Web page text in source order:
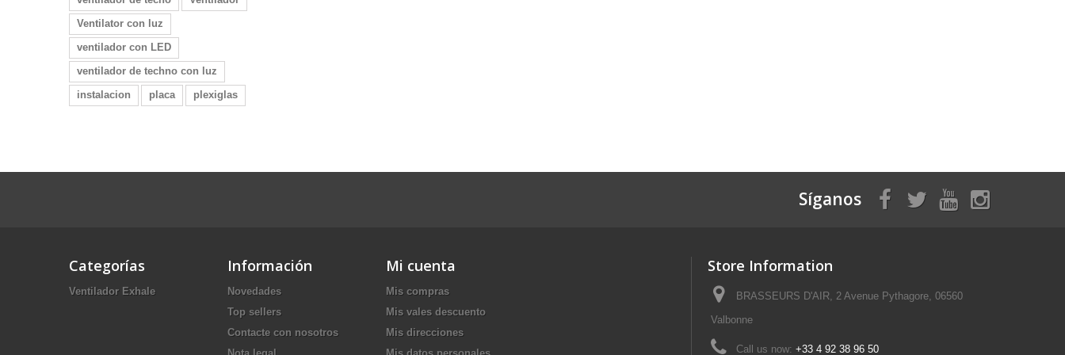
Ventilator con luz
ventilador con LED
ventilador de techno con luz
instalacion
placa plexiglas
Síganos
Categorías
Ventilador Exhale
Información
Novedades
Top sellers
Contacte con nosotros
Mi cuenta
Mis compras
Mis vales descuento
Mis direcciones
Store Information
BRASSEURS D'AIR, 2 Avenue Pythagore, 06560
Valbonne
Call us now: +33 4 92 38 96 50